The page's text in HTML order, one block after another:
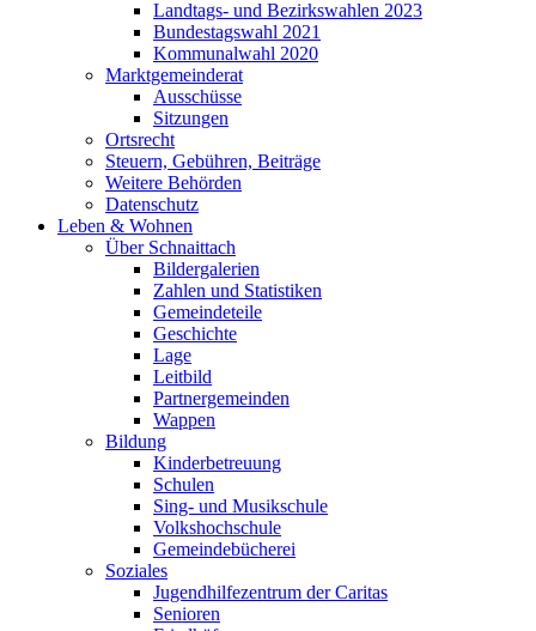
Landtags- und Bezirkswahlen 2023
Bundestagswahl 2021
Kommunalwahl 2020
Marktgemeinderat
Ausschüsse
Sitzungen
Ortsrecht
Steuern, Gebühren, Beiträge
Weitere Behörden
Datenschutz
Leben & Wohnen
Über Schnaittach
Bildergalerien
Zahlen und Statistiken
Gemeindeteile
Geschichte
Lage
Leitbild
Partnergemeinden
Wappen
Bildung
Kinderbetreuung
Schulen
Sing- und Musikschule
Volkshochschule
Gemeindebücherei
Soziales
Jugendhilfezentrum der Caritas
Senioren